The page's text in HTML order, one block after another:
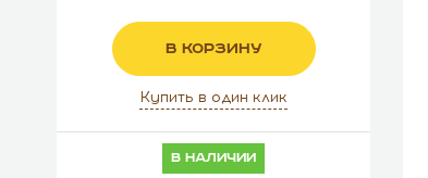
В КОРЗИНУ
Купить в один клик
в наличии